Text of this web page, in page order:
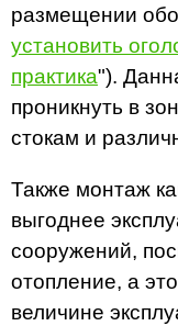
размещении
установить
практика").
проникнуть в
стокам и
Также монтаж
выгоднее
сооружений,
отопление, а
величине